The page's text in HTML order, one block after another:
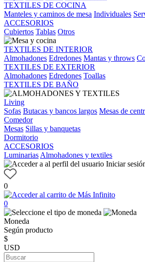
TEXTILES DE COCINA
Manteles y caminos de mesa Individuales
ACCESORIOS
Cubiertos Tablas Otros
TEXTILES DE INTERIOR
Almohadones Edredones Mantas y throws
TEXTILES DE EXTERIOR
Almohadones Edredones Toallas
TEXTILES DE BAÑO
Living
Sofas Butacas y bancos largos Mesas de
Comedor
Mesas Sillas y banquetas
Dormitorio
ACCESORIOS
Luminarias Almohadones y textiles
Iniciar
0
0
Moneda
Según producto
$
USD